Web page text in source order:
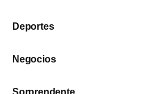
Deportes
Negocios